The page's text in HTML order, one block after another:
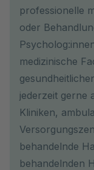
professionelle
oder
medizinische
jederzeit gerne
Kliniken,
behandelnde
behandelnden